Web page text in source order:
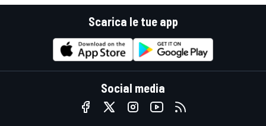
Scarica le tue app
Social media